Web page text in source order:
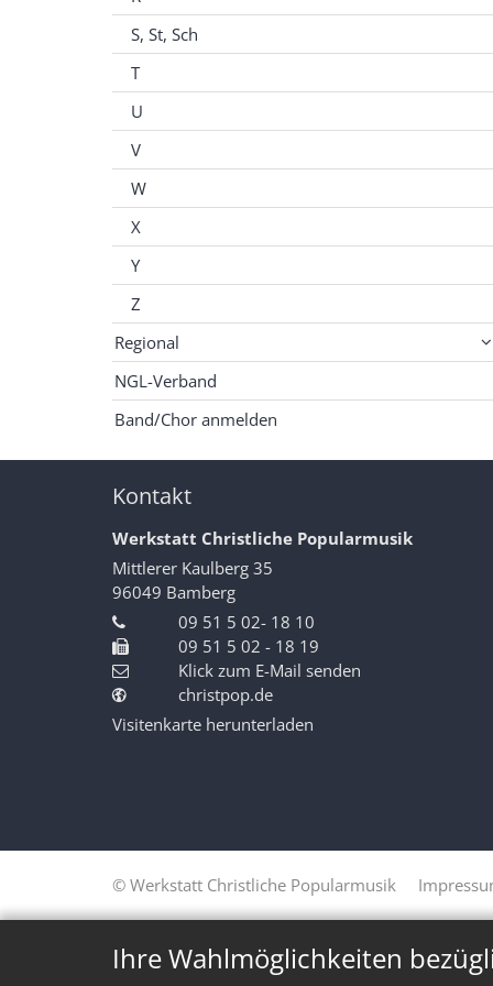
Ihre Wahlmöglichkeiten
S, St, Sch
T
U
V
W
X
Y
Z
Regional
NGL-Verband
Band/Chor anmelden
Kontakt
Werkstatt Christliche Popularmusik
Mittlerer Kaulberg 35
96049 Bamberg
09 51 5 02- 18 10
09 51 5 02 - 18 19
Klick zum E-Mail senden
christpop.de
Visitenkarte herunterladen
© Werkstatt Christliche Popularmusik